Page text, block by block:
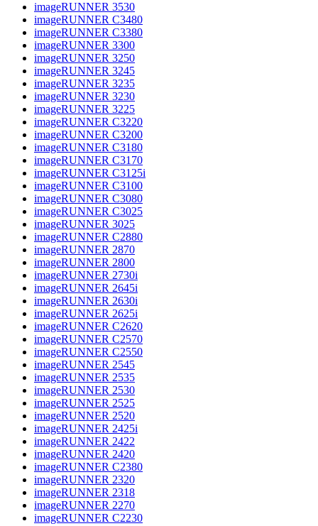
imageRUNNER 3530
imageRUNNER C3480
imageRUNNER C3380
imageRUNNER 3300
imageRUNNER 3250
imageRUNNER 3245
imageRUNNER 3235
imageRUNNER 3230
imageRUNNER 3225
imageRUNNER C3220
imageRUNNER C3200
imageRUNNER C3180
imageRUNNER C3170
imageRUNNER C3125i
imageRUNNER C3100
imageRUNNER C3080
imageRUNNER C3025
imageRUNNER 3025
imageRUNNER C2880
imageRUNNER 2870
imageRUNNER 2800
imageRUNNER 2730i
imageRUNNER 2645i
imageRUNNER 2630i
imageRUNNER 2625i
imageRUNNER C2620
imageRUNNER C2570
imageRUNNER C2550
imageRUNNER 2545
imageRUNNER 2535
imageRUNNER 2530
imageRUNNER 2525
imageRUNNER 2520
imageRUNNER 2425i
imageRUNNER 2422
imageRUNNER 2420
imageRUNNER C2380
imageRUNNER 2320
imageRUNNER 2318
imageRUNNER 2270
imageRUNNER C2230